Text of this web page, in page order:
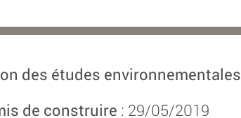
des études environnementales
de construire : 29/05/2019